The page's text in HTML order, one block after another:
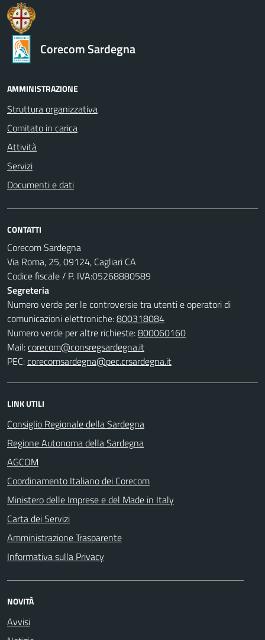
Corecom Sardegna
AMMINISTRAZIONE
Struttura organizzativa
Comitato in carica
Attività
Servizi
Documenti e dati
CONTATTI
Corecom Sardegna
Via Roma, 25, 09124, Cagliari CA
Codice fiscale / P. IVA:05268880589
Segreteria
Numero verde per le controversie tra utenti e operatori di
comunicazioni elettroniche:800318084
Numero verde per altre richieste:800060160
Mail:corecom@consregsardegna.it
PEC:corecomsardegna@pec.crsardegna.it
LINK UTILI
Consiglio Regionale della Sardegna
Regione Autonoma della Sardegna
AGCOM
Coordinamento Italiano dei Corecom
Ministero delle Imprese e del Made in Italy
Carta dei Servizi
Amministrazione Trasparente
Informativa sulla Privacy
NOVITÀ
Avvisi